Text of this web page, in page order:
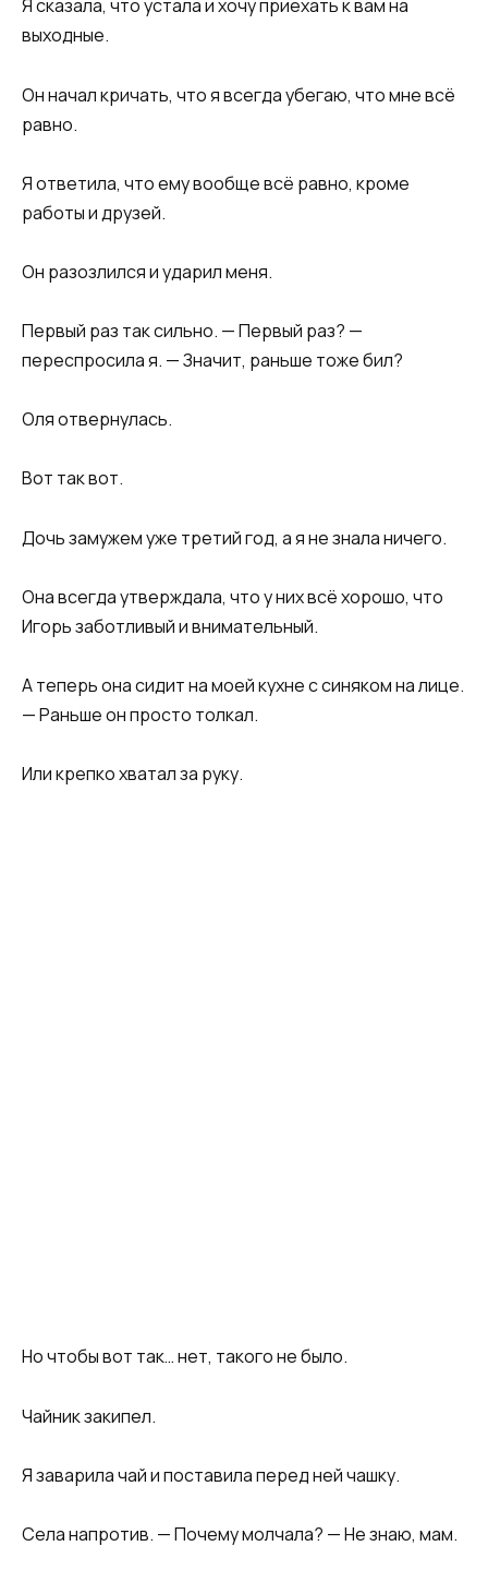
Я сказала, что устала и хочу приехать к вам на
выходные.
Он начал кричать, что я всегда убегаю, что мне всё
равно.
Я ответила, что ему вообще всё равно, кроме
работы и друзей.
Он разозлился и ударил меня.
Первый раз так сильно. — Первый раз? —
переспросила я. — Значит, раньше тоже бил?
Оля отвернулась.
Вот так вот.
Дочь замужем уже третий год, а я не знала ничего.
Она всегда утверждала, что у них всё хорошо, что
Игорь заботливый и внимательный.
А теперь она сидит на моей кухне с синяком на лице.
— Раньше он просто толкал.
Или крепко хватал за руку.
Но чтобы вот так… нет, такого не было.
Чайник закипел.
Я заварила чай и поставила перед ней чашку.
Села напротив. — Почему молчала? — Не знаю, мам.